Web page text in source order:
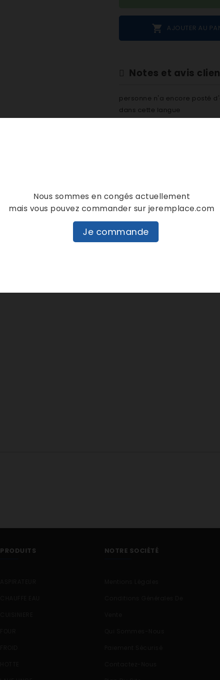
 AJOUTER AU
Notes et avis
personne n'a encore posté
dans cette langue
PRODUITS NOTRE SOCIÉTÉ
Nous sommes en congés actuellement
mais vous pouvez commander sur jeremplace.com
Je commande